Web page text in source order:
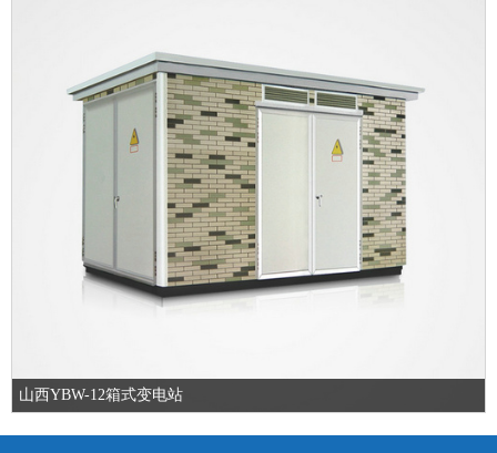
山西YBW-12箱式变电站